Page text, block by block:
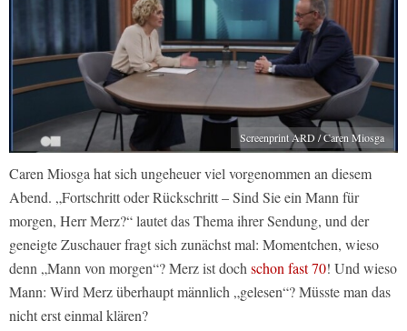
Screenprint ARD / Caren Miosga
Caren Miosga hat sich ungeheuer viel vorgenommen an diesem
Abend. „Fortschritt oder Rückschritt – Sind Sie ein Mann für
morgen, Herr Merz?“ lautet das Thema ihrer Sendung, und der
geneigte Zuschauer fragt sich zunächst mal: Momentchen, wieso
denn „Mann von morgen“? Merz ist doch schon fast 70! Und wieso
Mann: Wird Merz überhaupt männlich „gelesen“? Müsste man das
nicht erst einmal klären?